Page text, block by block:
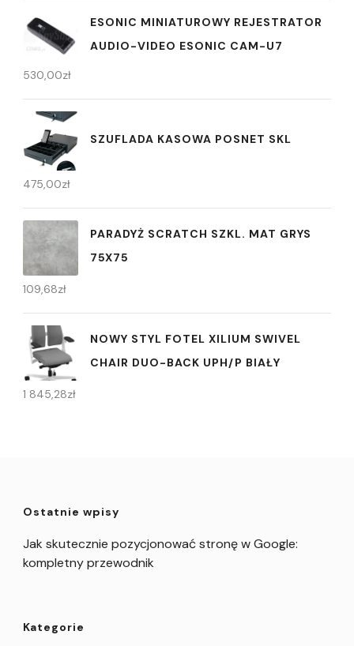
ESONIC MINIATUROWY REJESTRATOR
AUDIO-VIDEO ESONIC CAM-U7
530,00zł
SZUFLADA KASOWA POSNET SKL
475,00zł
PARADYŻ SCRATCH SZKL. MAT GRYS
75X75
109,68zł
NOWY STYL FOTEL XILIUM SWIVEL
CHAIR DUO-BACK UPH/P BIAŁY
1 845,28zł
Ostatnie wpisy
Jak skutecznie pozycjonować stronę w Google:
kompletny przewodnik
Kategorie